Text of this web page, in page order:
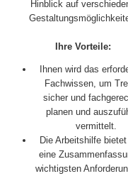
Hinblick auf
Ihre Vorteile:
Ihnen wird das
Fachwissen, um
sicher und
planen und
vermittelt.
Die Arbeitshilfe
eine
wichtigsten